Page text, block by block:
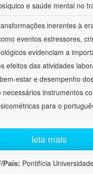
e saúde mental no
inerentes à
eventos estressores,
evidenciam a
efeitos das atividades
estar e desempenho
necessários instrumentos
para o
leia mais
País: Pontifícia